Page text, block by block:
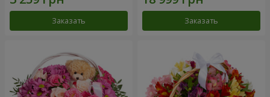
Заказать Заказать